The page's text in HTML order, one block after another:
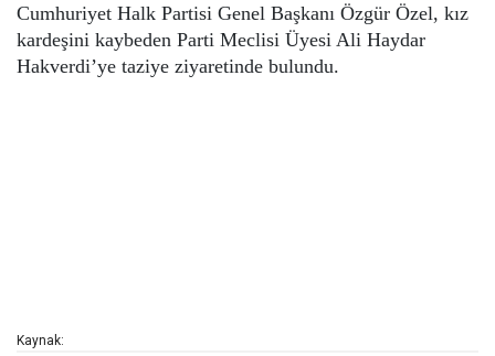
Cumhuriyet Halk Partisi Genel Başkanı Özgür Özel, kız
kardeşini kaybeden Parti Meclisi Üyesi Ali Haydar
Hakverdi’ye taziye ziyaretinde bulundu.
Kaynak: